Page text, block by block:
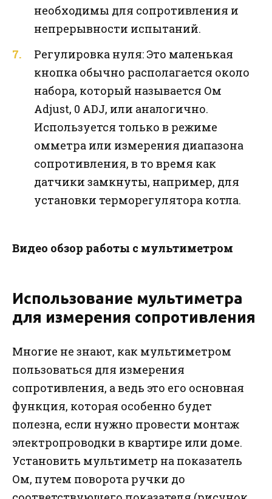
необходимы для сопротивления и
непрерывности испытаний.
Регулировка нуля: Это маленькая
кнопка обычно располагается около
набора, который называется Ом
Adjust, 0 ADJ, или аналогично.
Используется только в режиме
омметра или измерения диапазона
сопротивления, в то время как
датчики замкнуты, например, для
установки терморегулятора котла.
Видео обзор работы с мультиметром
Использование мультиметра
для измерения сопротивления
Многие не знают, как мультиметром
пользоваться для измерения
сопротивления, а ведь это его основная
функция, которая особенно будет
полезна, если нужно провести монтаж
электропроводки в квартире или доме.
Установить мультиметр на показатель
Ом, путем поворота ручки до